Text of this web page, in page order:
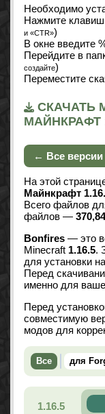
Необходимо
Нажмите
и «CTR»)
В окне введите
Перейдите в
создайте)
Переместите
СКАЧАТЬ
МАЙНКРАФТ
← Все версии
На этой
Майнкрафт
Всего файлов
файлов —
Bonfires — это
Minecraft 1.16.5.
для установки
Перед
именно для
Перед
совместимую
модов для
Все для
1.16.5